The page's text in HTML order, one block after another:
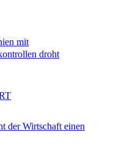
mit
droht
der Wirtschaft einen